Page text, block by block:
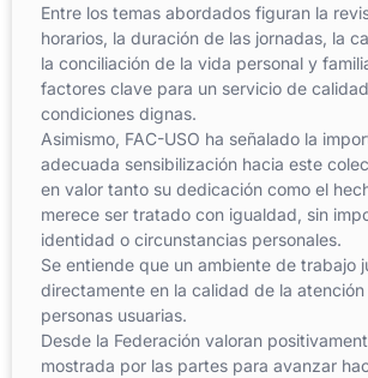
Entre los temas abordados figuran la
horarios, la duración de las jornadas, la
la conciliación de la vida personal y
factores clave para un servicio de
condiciones dignas.
Asimismo, FAC-USO ha señalado la
adecuada sensibilización hacia este
en valor tanto su dedicación como el
merece ser tratado con igualdad, sin
identidad o circunstancias personales.
Se entiende que un ambiente de trabajo
directamente en la calidad de la
personas usuarias.
Desde la Federación valoran
mostrada por las partes para avanzar